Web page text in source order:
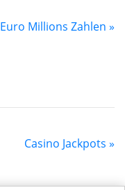
Euro Millions Zahlen »
Casino Jackpots »